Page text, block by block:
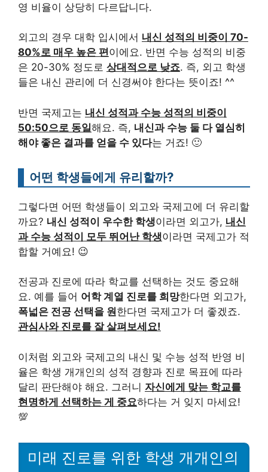
영 비율이 상당히 다르답니다.
외고의 경우 대학 입시에서 내신 성적의 비중이 70-
80%로 매우 높은 편이에요. 반면 수능 성적의 비중
은 20-30% 정도로 상대적으로 낮죠. 즉, 외고 학생
들은 내신 관리에 더 신경써야 한다는 뜻이죠! ^^
반면 국제고는 내신 성적과 수능 성적의 비중이
50:50으로 동일해요. 즉, 내신과 수능 둘 다 열심히
해야 좋은 결과를 얻을 수 있다는 거죠! 🙂
어떤 학생들에게 유리할까?
그렇다면 어떤 학생들이 외고와 국제고에 더 유리할
까요? 내신 성적이 우수한 학생이라면 외고가, 내신
과 수능 성적이 모두 뛰어난 학생이라면 국제고가 적
합할 거예요! 😉
전공과 진로에 따라 학교를 선택하는 것도 중요해
요. 예를 들어 어학 계열 진로를 희망한다면 외고가,
폭넓은 전공 선택을 원한다면 국제고가 더 좋겠죠.
관심사와 진로를 잘 살펴보세요!
이처럼 외고와 국제고의 내신 및 수능 성적 반영 비
율은 학생 개개인의 성적 경향과 진로 목표에 따라
달리 판단해야 해요. 그러니 자신에게 맞는 학교를
현명하게 선택하는 게 중요하다는 거 잊지 마세요!
💯
미래 진로를 위한 학생 개개인의